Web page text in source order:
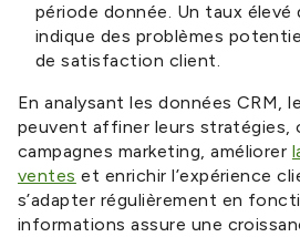
période donnée. Un taux élevé
indique des problèmes
de satisfaction client.
En analysant les données CRM,
peuvent affiner leurs stratégies,
campagnes marketing, améliorer
ventes et enrichir l’expérience
s’adapter régulièrement en
informations assure une